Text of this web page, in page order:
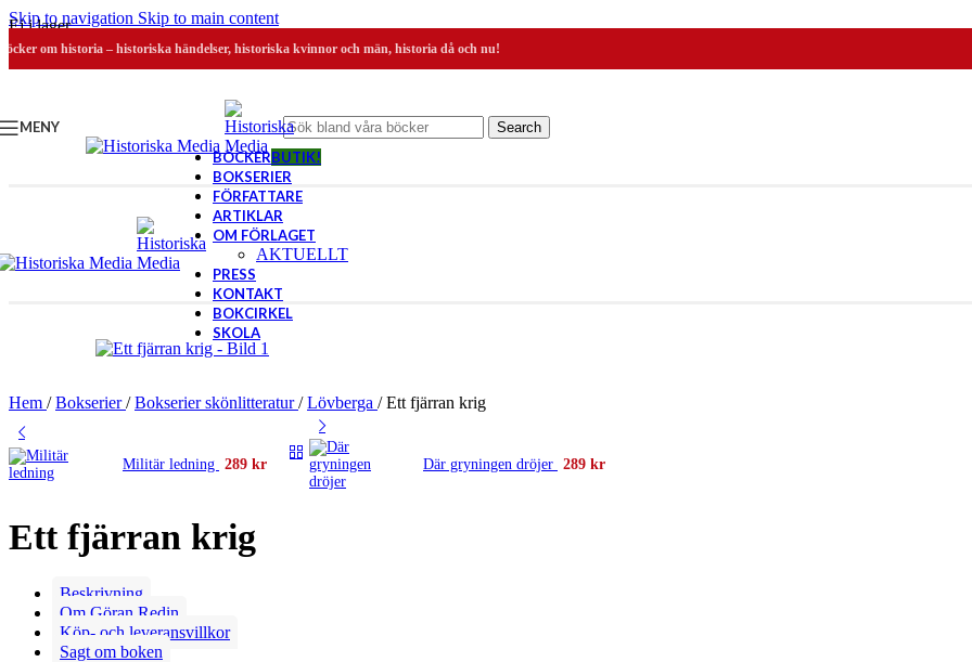
Skip to navigation Skip to main content
om historia – historiska händelser, historiska kvinnor och män, historia då och nu!
MENY Search
BÖCKERBUTIK!
BOKSERIER
FÖRFATTARE
ARTIKLAR
OM FÖRLAGET
AKTUELLT
PRESS
KONTAKT
BOKCIRKEL
SKOLA
Ej i lager
Hem / Bokserier/ Bokserier skönlitteratur/ Lövberga / Ett fjärran krig
Militär ledning 289 kr Där gryningen dröjer 289 kr
Ett fjärran krig
Beskrivning
Om Göran Redin
Köp- och leveransvillkor
Sagt om boken